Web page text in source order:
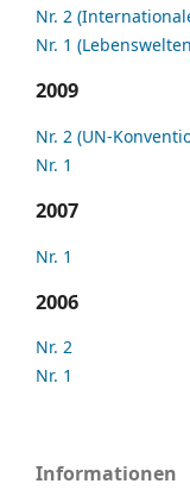
Nr. 2
Nr. 1
2009
Nr. 2 (UN-
Nr. 1
2007
Nr. 1
2006
Nr. 2
Nr. 1
Informationen